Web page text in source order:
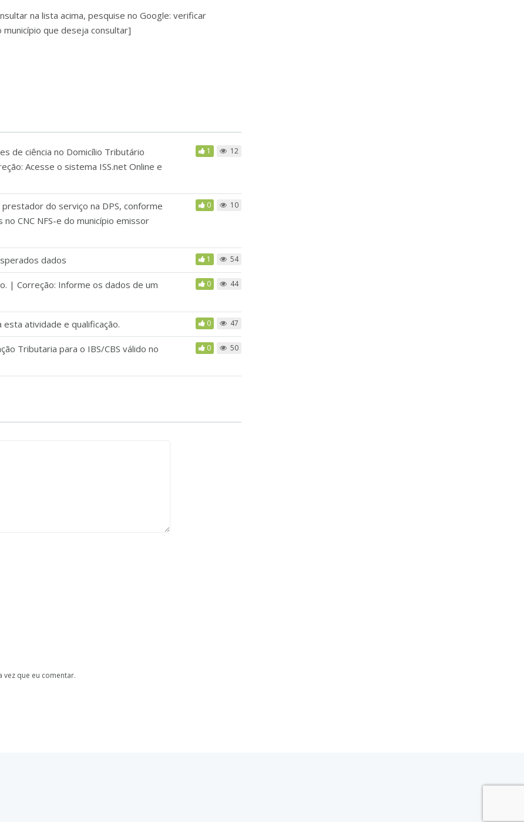
na lista acima, pesquise no Google: verificar
que deseja consultar]
de ciência no Domicílio Tributário
Acesse o sistema ISS.net Online e
1 12
do serviço na DPS, conforme
CNC NFS-e do município emissor
0 10
dados 1 54
| Correção: Informe os dados de um
0 44
atividade e qualificação. 0 47
Tributaria para o IBS/CBS válido no
0 50
vez que eu comentar.